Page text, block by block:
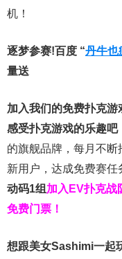
机！
逐梦参赛!百度 “丹牛也
量送
加入我们的免费扑克游
感受扑克游戏的乐趣吧
的旗舰品牌，每月不
新用户，达成免费赛
动码1组 加入EV扑克战
免费门票！
想跟美女Sashimi一起